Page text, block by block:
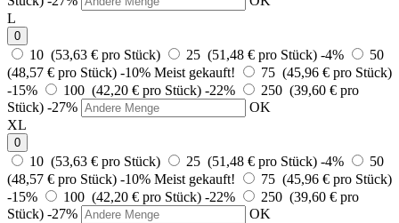
L
0
10 (53,63 € pro Stück) 25 (51,48 € pro Stück) -4%
50
(48,57 € pro Stück) -10% Meist gekauft!
75 (45,96 € pro Stück)
-15%
100 (42,20 € pro Stück) -22%
250 (39,60 € pro
Stück) -27%
OK
XL
0
10 (53,63 € pro Stück) 25 (51,48 € pro Stück) -4%
50
(48,57 € pro Stück) -10% Meist gekauft!
75 (45,96 € pro Stück)
-15%
100 (42,20 € pro Stück) -22%
250 (39,60 € pro
Stück) -27%
OK